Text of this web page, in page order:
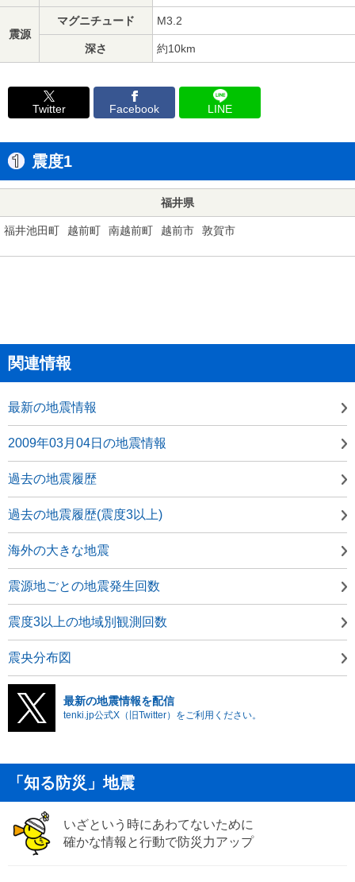
震源
マグニチュード M3.2
深さ 約10km
Twitter Facebook LINE
震度1
福井県
福井池田町 越前町 南越前町 越前市 敦賀市
関連情報
最新の地震情報
2009年03月04日の地震情報
過去の地震履歴
過去の地震履歴(震度3以上)
海外の大きな地震
震源地ごとの地震発生回数
震度3以上の地域別観測回数
震央分布図
最新の地震情報を配信
tenki.jp公式X（旧Twitter）をご利用ください。
「知る防災」地震
いざという時にあわてないために
確かな情報と行動で防災力アップ